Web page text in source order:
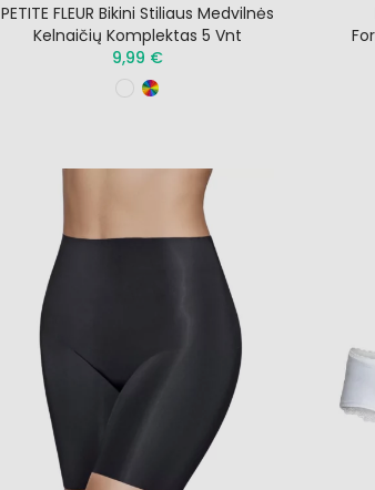
PETITE FLEUR Bikini Stiliaus Medvilnės
Kelnaičių Komplektas 5 Vnt
9,99 €